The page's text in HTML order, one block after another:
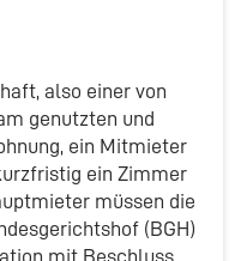
also einer von
genutzten und
ein Mitmieter
ein Zimmer
müssen die
(BGH)
mit Beschluss